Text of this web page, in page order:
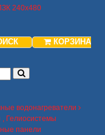
240х480
КОРЗИНА
водонагреватели
Гелиосистемы
панели